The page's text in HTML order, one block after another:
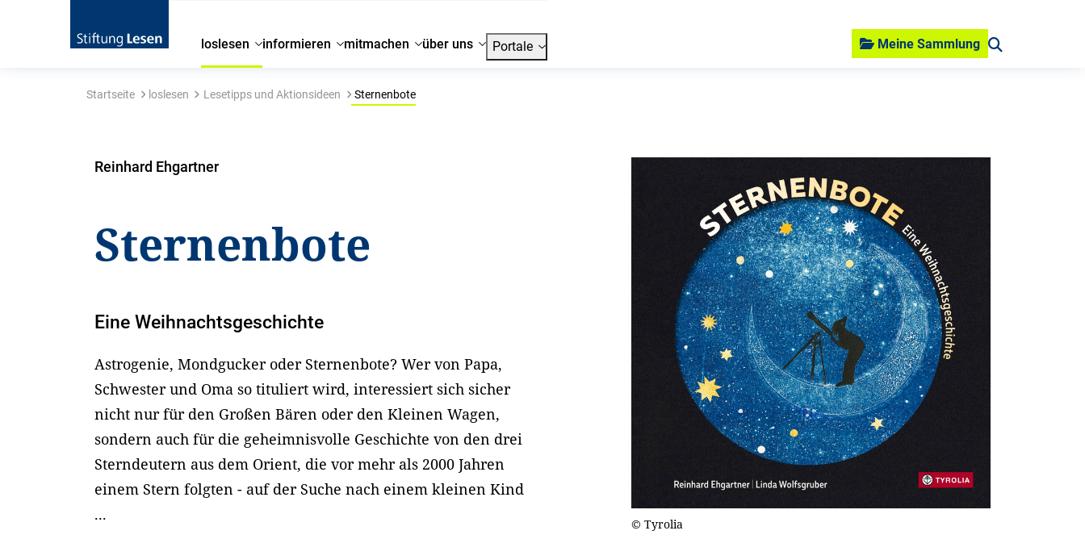
loslesen informieren mitmachen über uns Portale Meine Sammlung
Startseite loslesen Lesetipps und Aktionsideen Sternenbote
Reinhard Ehgartner
Sternenbote
Eine Weihnachtsgeschichte
Astrogenie, Mondgucker oder Sternenbote? Wer von Papa,
Schwester und Oma so tituliert wird, interessiert sich sicher
nicht nur für den Großen Bären oder den Kleinen Wagen,
sondern auch für die geheimnisvolle Geschichte von den drei
Sterndeutern aus dem Orient, die vor mehr als 2000 Jahren
einem Stern folgten - auf der Suche nach einem kleinen Kind
...
© Tyrolia